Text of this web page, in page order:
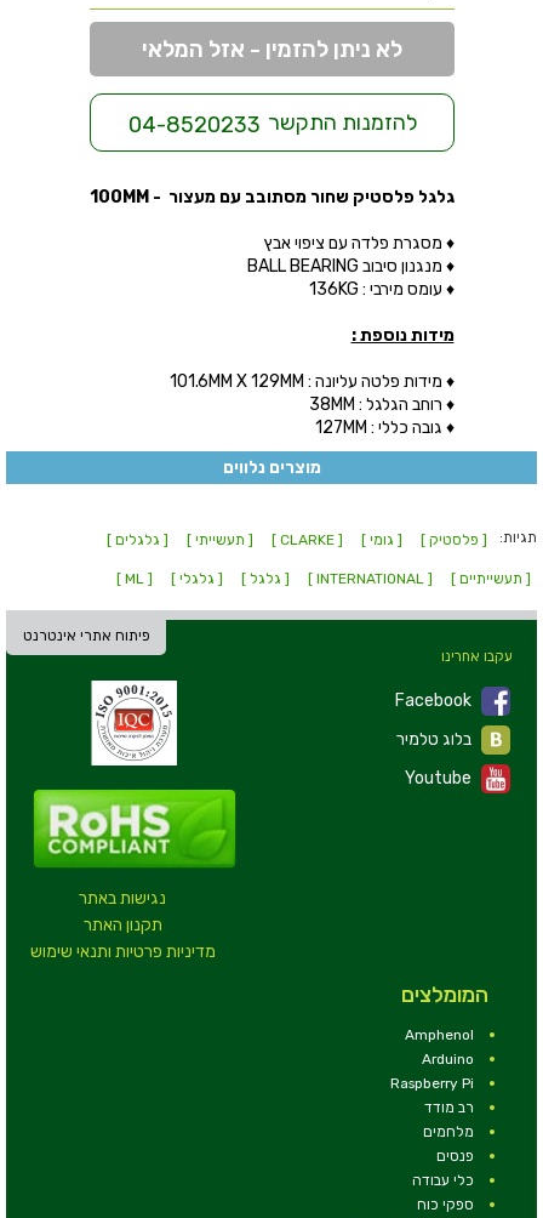
לא ניתן להזמין - אזל המלאי
להזמנות התקשר 04-8520233
גלגל פלסטיק שחור מסתובב עם מעצור - 100MM
♦ מסגרת פלדה עם ציפוי אבץ
♦ מנגנון סיבוב BALL BEARING
♦ עומס מירבי : 136KG
מידות נוספת :
♦ מידות פלטה עליונה : 101.6MM X 129MM
♦ רוחב הגלגל : 38MM
♦ גובה כללי : 127MM
מוצרים נלווים
תגיות: [ פלסטיק ] [ גומי ] [ CLARKE ] [ תעשייתי ] [ גלגלים ]
[ תעשייתיים ] [ INTERNATIONAL ] [ גלגל ] [ גלגלי ] [ ML ]
פיתוח אתרי אינטרנט
נגישות באתר
תקנון האתר
מדיניות פרטיות ותנאי שימוש
עקבו אחרינו
Facebook
Youtube
המומלצים
Amphenol
Arduino
Raspberry Pi
רב מודד
מלחמים
פנסים
כלי עבודה
ספקי כוח